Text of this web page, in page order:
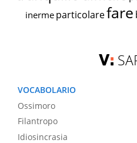
inerme particolarefare
VOCABOLARIO
Ossimoro
Filantropo
Idiosincrasia